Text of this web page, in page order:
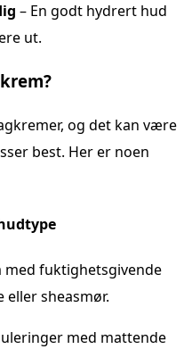
– En godt hydrert hud
ut.
og det kan være
best. Her er noen
med fuktighetsgivende
sheasmør.
med mattende